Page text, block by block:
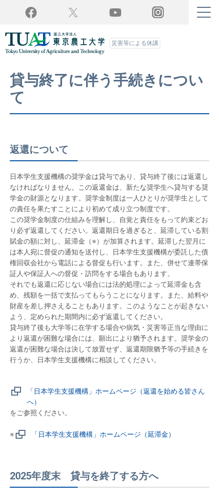
Facebook Twitter YouTube Instagram
災害等による休講
貸与終了に伴う手続きについ
て
返還について
日本学生支援機構の奨学金は貸与であり、貸与終了後には返還し
なければなりません。この返還金は、新たな奨学生へ貸与する奨
学金の財源となります。奨学金制度は一人ひとりが奨学生として
の責任を果たすことにより初めて成り立つ制度です。
この奨学金制度の仕組みを理解し、自覚と責任をもって約束どお
り必ず返還してください。返還期日を過ぎると、延滞している割
賦金の額に対し、延滞金（※）が加算されます。延滞した翌月に
は本人宛に督促の通知を送付し、日本学生支援機構が委託した債
権回収会社から電話による督促も行います。また、併せて連帯保
証人や保証人への督促・訪問をする場合もあります。
それでも返還に応じない場合には法的処理によって延滞金も含
め、残額を一括で支払ってもらうことになります。また、給料や
財産を差し押さえることもあります。このようなことが起きない
よう、定められた期間内に必ず返還してください。
貸与終了後も大学等に在学する場合や病気・災害等正当な理由に
より返還が困難な場合には、願出により猶予されます。奨学金の
返還が困難な場合は決して放置せず、返還期限猶予等の手続きを
行うか、日本学生支援機構に相談してください。
「日本学生支援機構」ホームページ（返還を始める皆さん
へ）
をご参照ください。
※ 「日本学生支援機構」ホームページ（延滞金）
2025年度末 貸与を終了する方へ